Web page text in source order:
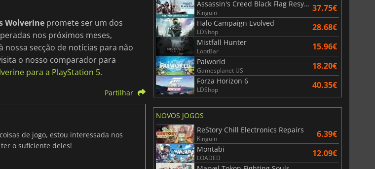
Wolverine promete ser um dos
nos próximos meses,
secção de notícias para não
o nosso comparador para
para a PlayStation 5.
Partilhar
de jogo, estou interessada nos
o suficiente deles!
Assassin's Creed Black Flag Resynced
Kinguin 37.75€
Halo Campaign Evolved
LDShop 28.68€
Mistfall Hunter
LootBar 15.96€
Palworld
Gamesplanet US 18.20€
Forza Horizon 6
LDShop 40.35€
NOVOS JOGOS
ReStory Chill Electronics Repairs
Kinguin 6.39€
Montabi
LOADED 12.09€